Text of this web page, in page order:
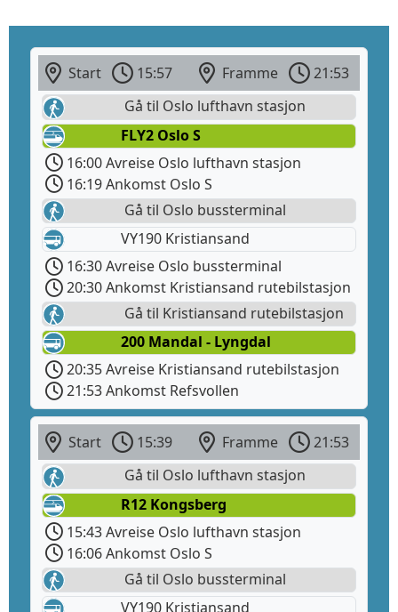
Start 15:57 Framme
21:53
Gå til Oslo lufthavn stasjon
FLY2 Oslo S
16:00 Avreise Oslo lufthavn stasjon
16:19 Ankomst Oslo S
Gå til Oslo bussterminal
VY190 Kristiansand
16:30 Avreise Oslo bussterminal
20:30 Ankomst Kristiansand rutebilstasjon
Gå til Kristiansand rutebilstasjon
200 Mandal - Lyngdal
20:35 Avreise Kristiansand rutebilstasjon
21:53 Ankomst Refsvollen
Start 15:39 Framme
21:53
Gå til Oslo lufthavn stasjon
R12 Kongsberg
15:43 Avreise Oslo lufthavn stasjon
16:06 Ankomst Oslo S
Gå til Oslo bussterminal
VY190 Kristiansand